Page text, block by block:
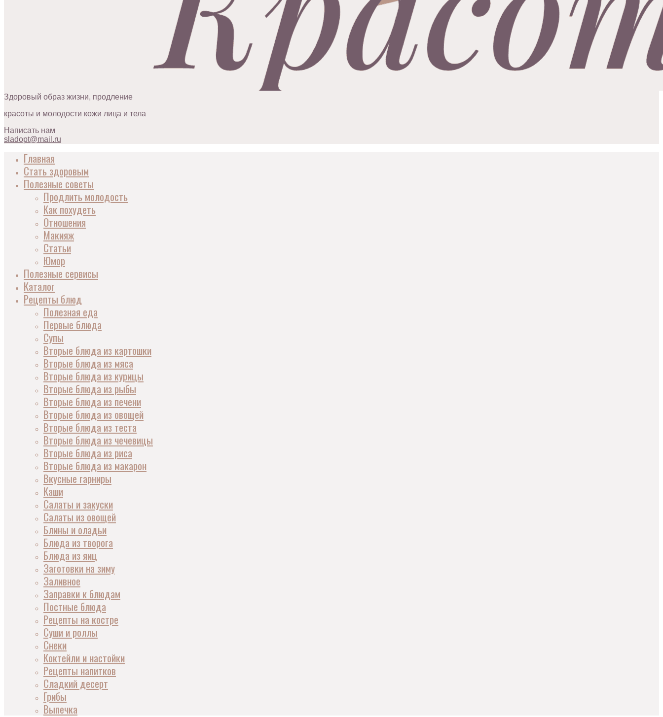
Здоровый образ жизни, продление
красоты и молодости кожи лица и тела
Написать нам
sladopt@mail.ru
Главная
Стать здоровым
Полезные советы
Продлить молодость
Как похудеть
Отношения
Макияж
Статьи
Юмор
Полезные сервисы
Каталог
Рецепты блюд
Полезная еда
Первые блюда
Супы
Вторые блюда из картошки
Вторые блюда из мяса
Вторые блюда из курицы
Вторые блюда из рыбы
Вторые блюда из печени
Вторые блюда из овощей
Вторые блюда из теста
Вторые блюда из чечевицы
Вторые блюда из риса
Вторые блюда из макарон
Вкусные гарниры
Каши
Салаты и закуски
Салаты из овощей
Блины и оладьи
Блюда из творога
Блюда из яиц
Заготовки на зиму
Заливное
Заправки к блюдам
Постные блюда
Рецепты на костре
Суши и роллы
Снеки
Коктейли и настойки
Рецепты напитков
Сладкий десерт
Грибы
Выпечка